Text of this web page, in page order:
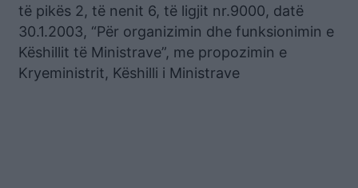
të pikës 2, të nenit 6, të ligjit nr.9000, datë
30.1.2003, “Për organizimin dhe funksionimin e
Këshillit të Ministrave”, me propozimin e
Kryeministrit, Këshilli i Ministrave